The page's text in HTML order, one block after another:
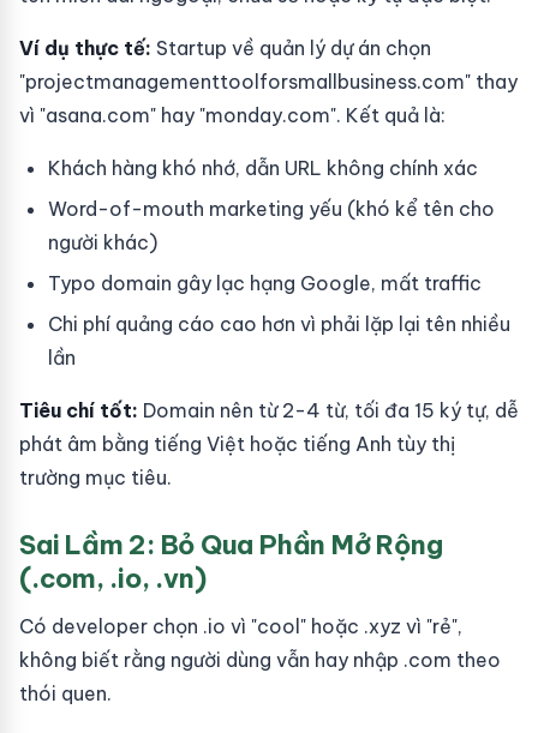
Ví dụ thực tế: Startup về quản lý dự án chọn
"projectmanagementtoolforsmallbusiness.com" thay
vì "asana.com" hay "monday.com". Kết quả là:
Khách hàng khó nhớ, dẫn URL không chính xác
Word-of-mouth marketing yếu (khó kể tên cho
người khác)
Typo domain gây lạc hạng Google, mất traffic
Chi phí quảng cáo cao hơn vì phải lặp lại tên nhiều
lần
Tiêu chí tốt: Domain nên từ 2-4 từ, tối đa 15 ký tự, dễ
phát âm bằng tiếng Việt hoặc tiếng Anh tùy thị
trường mục tiêu.
Sai Lầm 2: Bỏ Qua Phần Mở Rộng
(.com, .io, .vn)
Có developer chọn .io vì "cool" hoặc .xyz vì "rẻ",
không biết rằng người dùng vẫn hay nhập .com theo
thói quen.